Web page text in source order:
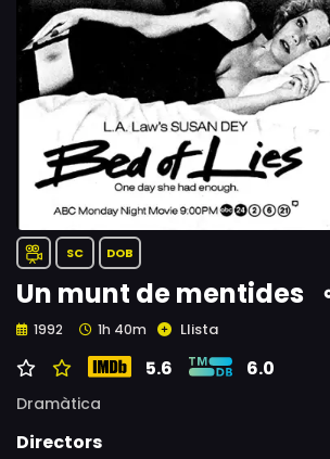
SC DOB
Un munt de mentides
1992 1h 40m Llista
5.6 6.0
Dramàtica
Directors